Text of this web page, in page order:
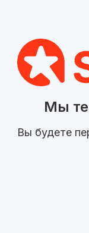
Мы
Вы будете